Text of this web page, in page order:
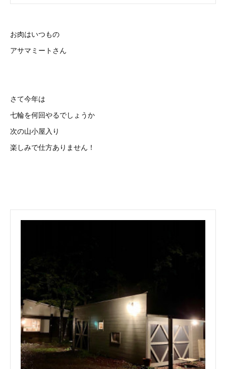
お肉はいつもの
アサマミートさん
さて今年は
七輪を何回やるでしょうか
次の山小屋入り
楽しみで仕方ありません！